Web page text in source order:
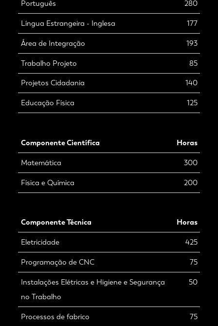
Português 280
Língua Estrangeira - Inglesa 177
Área de Integração 193
Trabalho Projeto 85
Projetos Cidadania 140
Educação Física 125
Componente Científica Horas
Matemática 300
Física e Química 200
Componente Técnica Horas
Eletricidade 425
Programação de CNC 75
Instalações Elétricas e Higiene e Segurança
no Trabalho
50
Processos de fabrico 75